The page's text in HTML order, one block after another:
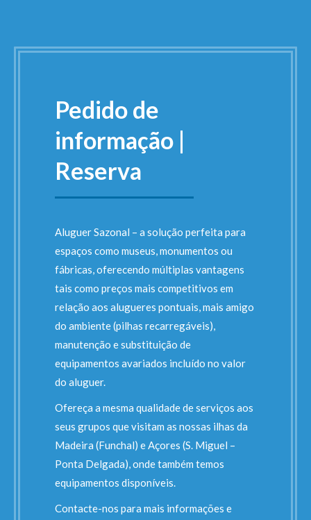
Pedido de
informação |
Reserva
Aluguer Sazonal – a solução perfeita para
espaços como museus, monumentos ou
fábricas, oferecendo múltiplas vantagens
tais como preços mais competitivos em
relação aos alugueres pontuais, mais amigo
do ambiente (pilhas recarregáveis),
manutenção e substituição de
equipamentos avariados incluído no valor
do aluguer.
Ofereça a mesma qualidade de serviços aos
seus grupos que visitam as nossas ilhas da
Madeira (Funchal) e Açores (S. Miguel –
Ponta Delgada), onde também temos
equipamentos disponíveis.
Contacte-nos para mais informações e